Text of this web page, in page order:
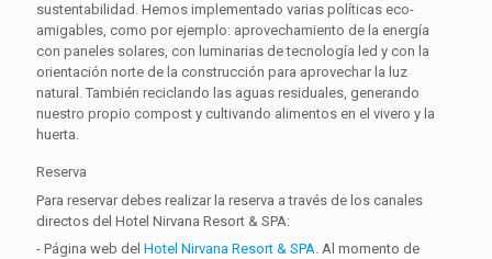
sustentabilidad. Hemos implementado varias políticas eco-
amigables, como por ejemplo: aprovechamiento de la energía
con paneles solares, con luminarias de tecnología led y con la
orientación norte de la construcción para aprovechar la luz
natural. También reciclando las aguas residuales, generando
nuestro propio compost y cultivando alimentos en el vivero y la
huerta.
Reserva
Para reservar debes realizar la reserva a través de los canales
directos del Hotel Nirvana Resort & SPA:
- Página web del Hotel Nirvana Resort & SPA. Al momento de